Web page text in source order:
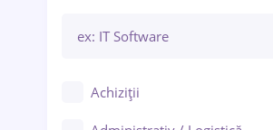
Bacău
Galați (Galați)
Achiziții